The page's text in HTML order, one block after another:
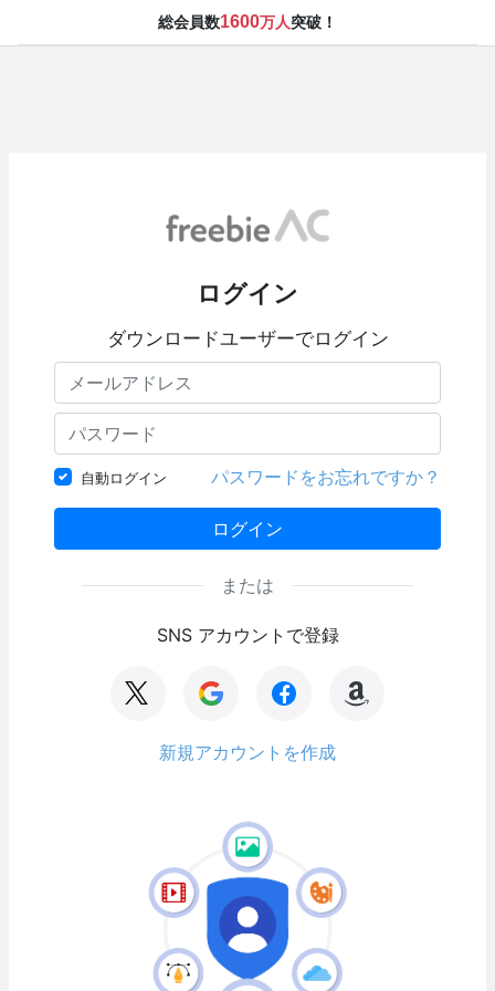
総会員数1600万人突破！
ログイン
ダウンロードユーザーでログイン
自動ログイン パスワードをお忘れですか？
ログイン
または
SNS アカウントで登録
新規アカウントを作成